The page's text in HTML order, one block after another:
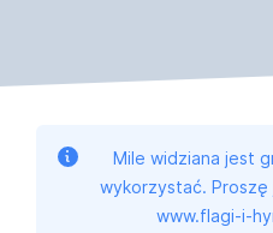
Mile widziana jest
wykorzystać. Proszę
www.flagi-i-